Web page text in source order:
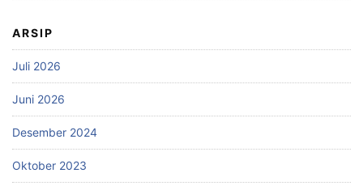
ARSIP
Juli 2026
Juni 2026
Desember 2024
Oktober 2023